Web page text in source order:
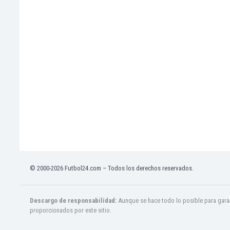
Irlanda
Islas Féroe
© 2000-2026 Futbol24.com – Todos los derechos reservados.
Descargo de responsabilidad: Aunque se hace todo lo posible para
proporcionados por este sitio.